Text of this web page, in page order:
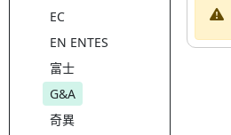
EC
EN ENTES
富士
G&A
奇異